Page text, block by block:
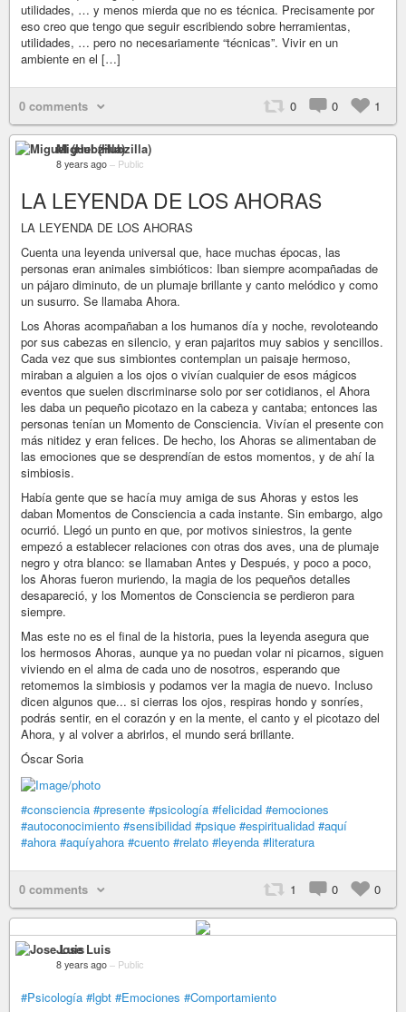
utilidades, … y menos mierda que no es técnica. Precisamente por
eso creo que tengo que seguir escribiendo sobre herramientas,
utilidades, … pero no necesariamente “técnicas”. Vivir en un
ambiente en el […]
0 comments 0 0 1
Miguel (Hubzilla)
8 years ago – Public
LA LEYENDA DE LOS AHORAS
LA LEYENDA DE LOS AHORAS
Cuenta una leyenda universal que, hace muchas épocas, las
personas eran animales simbióticos: Iban siempre acompañadas de
un pájaro diminuto, de un plumaje brillante y canto melódico y como
un susurro. Se llamaba Ahora.
Los Ahoras acompañaban a los humanos día y noche, revoloteando
por sus cabezas en silencio, y eran pajaritos muy sabios y sencillos.
Cada vez que sus simbiontes contemplan un paisaje hermoso,
miraban a alguien a los ojos o vivían cualquier de esos mágicos
eventos que suelen discriminarse solo por ser cotidianos, el Ahora
les daba un pequeño picotazo en la cabeza y cantaba; entonces las
personas tenían un Momento de Consciencia. Vivían el presente con
más nitidez y eran felices. De hecho, los Ahoras se alimentaban de
las emociones que se desprendían de estos momentos, y de ahí la
simbiosis.
Había gente que se hacía muy amiga de sus Ahoras y estos les
daban Momentos de Consciencia a cada instante. Sin embargo, algo
ocurrió. Llegó un punto en que, por motivos siniestros, la gente
empezó a establecer relaciones con otras dos aves, una de plumaje
negro y otra blanco: se llamaban Antes y Después, y poco a poco,
los Ahoras fueron muriendo, la magia de los pequeños detalles
desapareció, y los Momentos de Consciencia se perdieron para
siempre.
Mas este no es el final de la historia, pues la leyenda asegura que
los hermosos Ahoras, aunque ya no puedan volar ni picarnos, siguen
viviendo en el alma de cada uno de nosotros, esperando que
retomemos la simbiosis y podamos ver la magia de nuevo. Incluso
dicen algunos que... si cierras los ojos, respiras hondo y sonríes,
podrás sentir, en el corazón y en la mente, el canto y el picotazo del
Ahora, y al volver a abrirlos, el mundo será brillante.
Óscar Soria
#consciencia #presente #psicología #felicidad #emociones
#autoconocimiento #sensibilidad #psique #espiritualidad #aquí
#ahora #aquíyahora #cuento #relato #leyenda #literatura
0 comments 1 0 0
Jose Luis
8 years ago – Public
#Psicología #lgbt #Emociones #Comportamiento